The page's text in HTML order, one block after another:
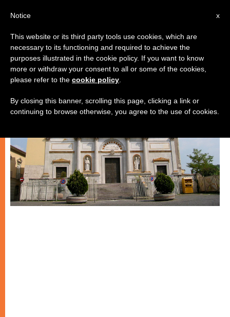
CHIESE LOCALI
x
Notice
This website or its third party tools use cookies, which are
necessary to its functioning and required to achieve the
purposes illustrated in the cookie policy. If you want to know
more or withdraw your consent to all or some of the cookies,
please refer to the cookie policy
By closing this banner, scrolling this page, clicking a link or
continuing to browse otherwise, you agree to the use of cookies.